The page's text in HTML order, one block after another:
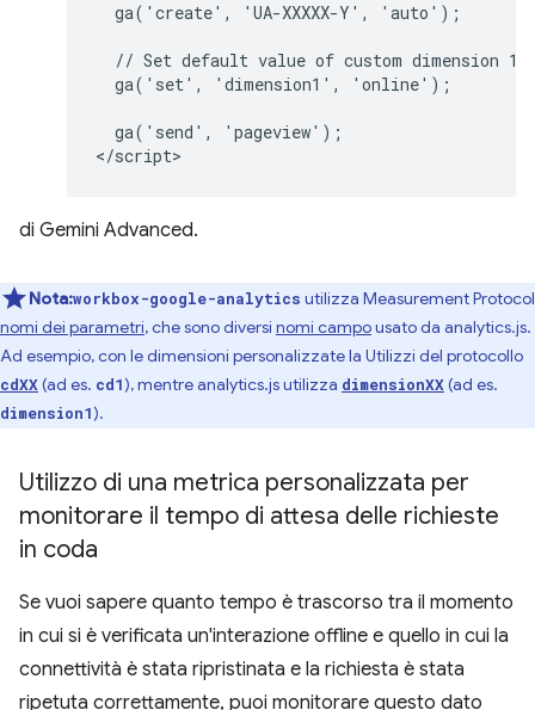
  ga('create', 'UA-XXXXX-Y', 'auto');
// Set default value of custom dimension 1
  ga('set', 'dimension1', 'online');
  ga('send', 'pageview');
di Gemini Advanced.
Nota:workbox-google-analytics utilizza Measurement Protocol
nomi dei parametri, che sono diversi nomi campousato da analytics.js.
Ad esempio, con le dimensioni personalizzate la Utilizzi del protocollo
cdXX(ad es. cd1), mentre analytics.js utilizza dimensionXX(ad es.
dimension1).
Utilizzo di una metrica personalizzata per
monitorare il tempo di attesa delle richieste
in coda
Se vuoi sapere quanto tempo è trascorso tra il momento
in cui si è verificata un'interazione offline e quello in cui la
connettività è stata ripristinata e la richiesta è stata
ripetuta correttamente, puoi monitorare questo dato